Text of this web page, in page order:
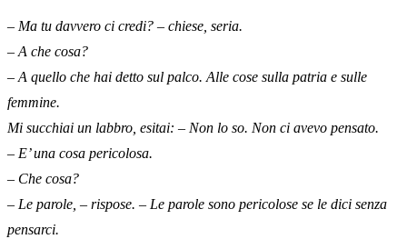
– Ma tu davvero ci credi? – chiese, seria.
– A che cosa?
– A quello che hai detto sul palco. Alle cose sulla patria e sulle
femmine.
Mi succhiai un labbro, esitai: – Non lo so. Non ci avevo pensato.
– E’ una cosa pericolosa.
– Che cosa?
– Le parole, – rispose. – Le parole sono pericolose se le dici senza
pensarci.